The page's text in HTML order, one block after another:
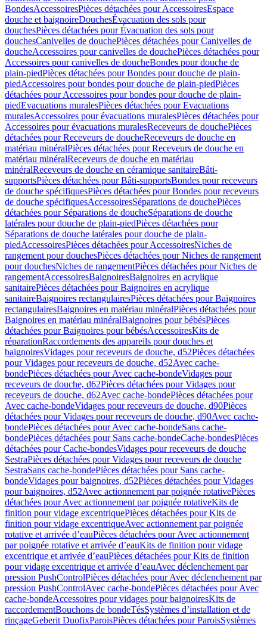
BondesAccessoiresPièces détachées pour AccessoiresEspace
douche et baignoireDouchesÉvacuation des sols pour
douchesPièces détachées pour Évacuation des sols pour
douchesCanivelles de douchePièces détachées pour Canivelles de
doucheAccessoires pour canivelles de douchePièces détachées pour
Accessoires pour canivelles de doucheBondes pour douche de
plain-piedPièces détachées pour Bondes pour douche de plain-
piedAccessoires pour bondes pour douche de plain-piedPièces
détachées pour Accessoires pour bondes pour douche de plain-
piedEvacuations muralesPièces détachées pour Evacuations
muralesAccessoires pour évacuations muralesPièces détachées pour
Accessoires pour évacuations muralesReceveurs de douchePièces
détachées pour Receveurs de doucheReceveurs de douche en
matériau minéralPièces détachées pour Receveurs de douche en
matériau minéralReceveurs de douche en matériau
minéralReceveurs de douche en céramique sanitaireBâti-
supportsPièces détachées pour Bâti-supportsBondes pour receveurs
de douche spécifiquesPièces détachées pour Bondes pour receveurs
de douche spécifiquesAccessoiresSéparations de douchePièces
détachées pour Séparations de doucheSéparations de douche
latérales pour douche de plain-piedPièces détachées pour
Séparations de douche latérales pour douche de plain-
piedAccessoiresPièces détachées pour AccessoiresNiches de
rangement pour douchesPièces détachées pour Niches de rangement
pour douchesNiches de rangementPièces détachées pour Niches de
rangementAccessoiresBaignoiresBaignoires en acrylique
sanitairePièces détachées pour Baignoires en acrylique
sanitaireBaignoires rectangulairesPièces détachées pour Baignoires
rectangulairesBaignoires en matériau minéralPièces détachées pour
Baignoires en matériau minéralBaignoires pour bébésPièces
détachées pour Baignoires pour bébésAccessoiresKits de
réparationRaccordements des appareils pour douches et
baignoiresVidages pour receveurs de douche, d52Pièces détachées
pour Vidages pour receveurs de douche, d52Avec cache-
bondePièces détachées pour Avec cache-bondeVidages pour
receveurs de douche, d62Pièces détachées pour Vidages pour
receveurs de douche, d62Avec cache-bondePièces détachées pour
Avec cache-bondeVidages pour receveurs de douche, d90Pièces
détachées pour Vidages pour receveurs de douche, d90Avec cache-
bondePièces détachées pour Avec cache-bondeSans cache-
bondePièces détachées pour Sans cache-bondeCache-bondesPièces
détachées pour Cache-bondesVidages pour receveurs de douche
SestraPièces détachées pour Vidages pour receveurs de douche
SestraSans cache-bondePièces détachées pour Sans cache-
bondeVidages pour baignoires, d52Pièces détachées pour Vidages
pour baignoires, d52Avec actionnement par poignée rotativePièces
détachées pour Avec actionnement par poignée rotativeKits de
finition pour vidage excentriquePièces détachées pour Kits de
finition pour vidage excentriqueAvec actionnement par poignée
rotative et arrivée d’eauPièces détachées pour Avec actionnement
par poignée rotative et arrivée d’eauKits de finition pour vidage
excentrique et arrivée d’eauPièces détachées pour Kits de finition
pour vidage excentrique et arrivée d’eauAvec déclenchement par
pression PushControlPièces détachées pour Avec déclenchement par
pression PushControlAvec cache-bondePièces détachées pour Avec
cache-bondeAccessoires pour vidages pour baignoiresKits de
raccordementBouchons de bondeTésSystèmes d’installation et de
rinçageGeberit DuofixParoisPièces détachées pour ParoisSystèmes